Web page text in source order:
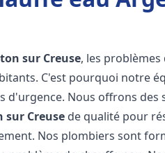
sur Creuse, les
C'est pourquoi notre
d'urgence. Nous offrons
sur Creuse de qualité pour
Nos plombiers sont